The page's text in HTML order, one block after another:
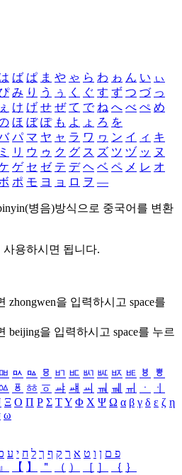
ば ぱ ま や ゃ ら わ ゎ ん い ぃ
み り う ぅ く ぐ す ず つ づ っ
ぇ け げ せ ぜ て で ね へ べ ぺ め
ほ ぼ ぽ も よ ょ ろ を
パ マ ヤ ャ ラ ワ ヮ ン イ ィ キ
ミ リ ウ ゥ ク グ ス ズ ツ ヅ ッ ヌ
ゲ セ ゼ テ デ ヘ ベ ペ メ レ オ
ポ モ ヨ ョ ロ ヲ ―
병음)방식으로 중국어를 변환
용하시면 됩니다.
zhongwen을 입력하시고 space를
beijing을 입력하시고 space를 누르
ㅮ ㅯ ㅰ ㅱ ㅲ ㅳ ㅴ ㅵ ㅶ ㅷ ㅸ
ㅹ
ㆄ ㆅ ㆆ ㆇ ㆈ ㆉ ㆊ ㆋ ㆌ ㆍ
ㆎ
Ξ Ο Π Ρ Σ ΤΥ Φ Χ Ψ Ω α β γ δ ε ζ η
ω
פ ם ן ו ט א ר ק ף ך ל ח י ע
』 【 】 ＂ （ ） ［ ］ ｛ ｝